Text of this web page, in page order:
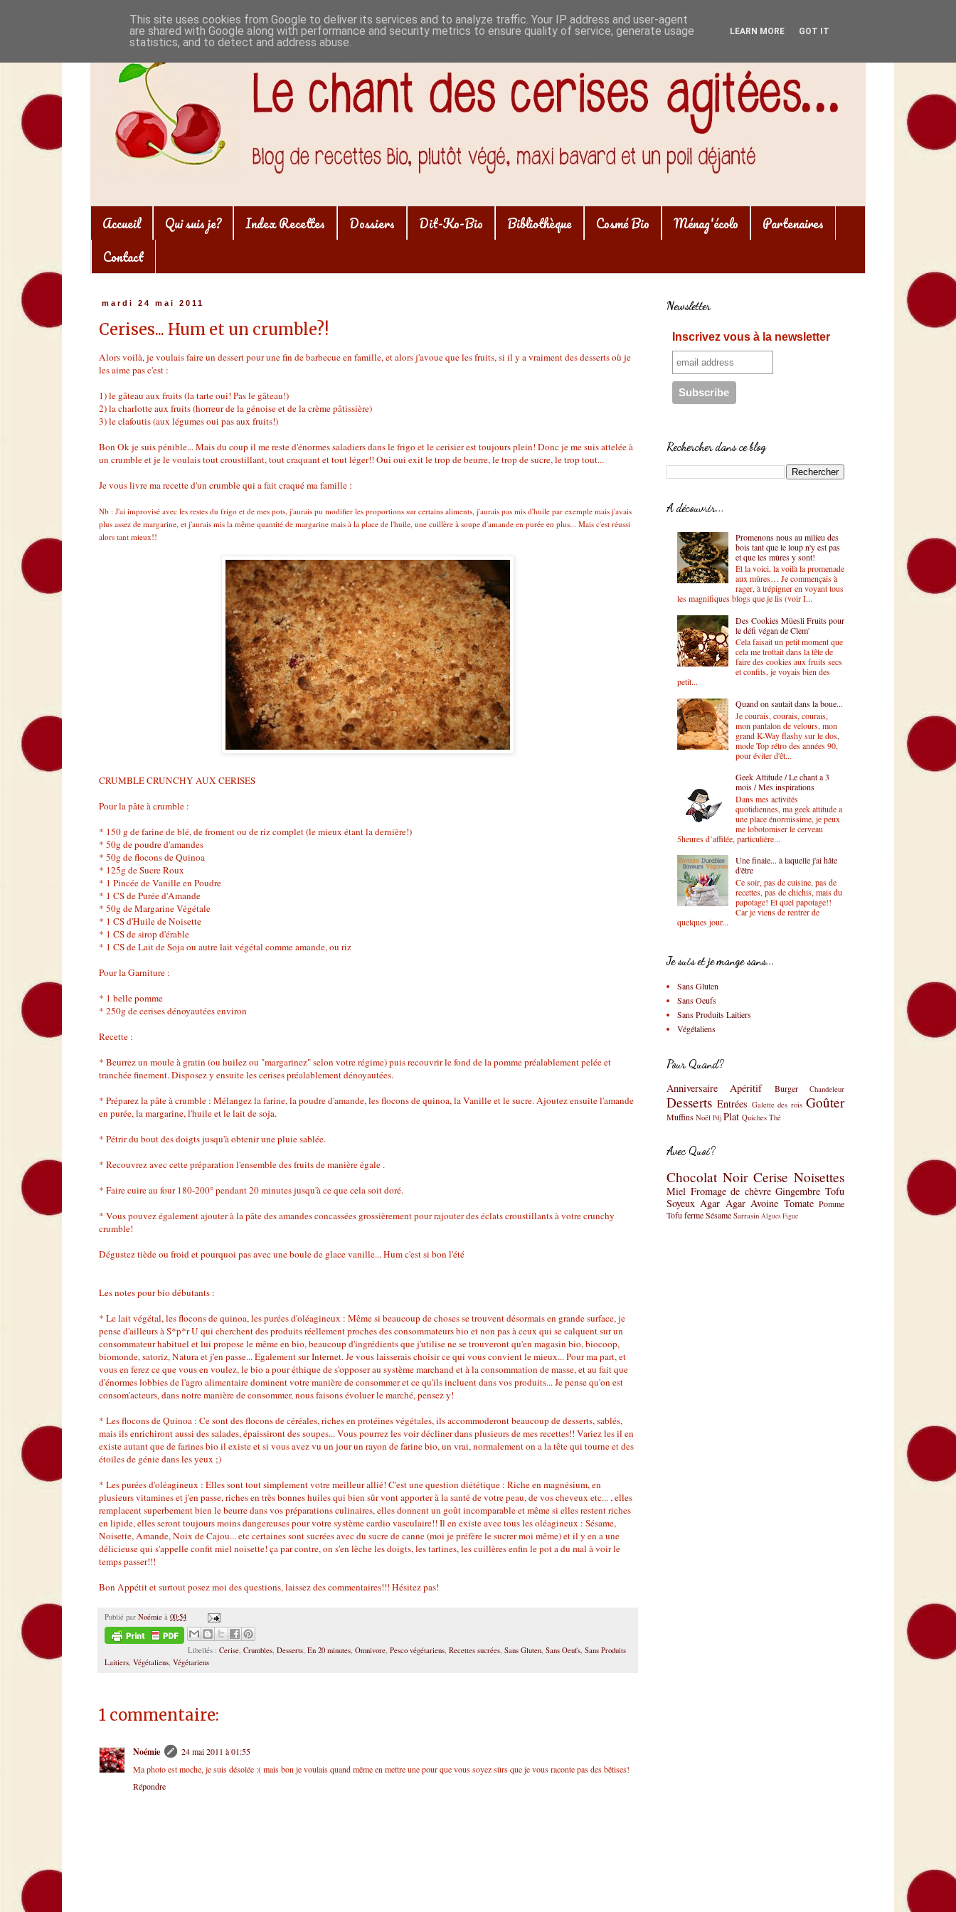
Accueil Qui suis je? Index Recettes Dossiers Dit-Ko-Bio Bibliothèque Cosmé Bio Ménag'écolo
Partenaires
Contact
mardi 24 mai 2011
Cerises... Hum et un crumble?!
Alors voilà, je voulais faire un dessert pour une fin de barbecue en famille, et alors j'avoue que les fruits, si il y a vraiment des desserts où je
les aime pas c'est :
1) le gâteau aux fruits (la tarte oui! Pas le gâteau!)
2) la charlotte aux fruits (horreur de la génoise et de la crème pâtissière)
3) le clafoutis (aux légumes oui pas aux fruits!)
Bon Ok je suis pénible... Mais du coup il me reste d'énormes saladiers dans le frigo et le cerisier est toujours plein! Donc je me suis attelée à
un crumble et je le voulais tout croustillant, tout craquant et tout léger!! Oui oui exit le trop de beurre, le trop de sucre, le trop tout...
Je vous livre ma recette d'un crumble qui a fait craqué ma famille :
Nb : J'ai improvisé avec les restes du frigo et de mes pots, j'aurais pu modifier les proportions sur certains aliments, j'aurais pas mis d'huile par exemple mais j'avais
plus assez de margarine, et j'aurais mis la même quantité de margarine mais à la place de l'huile, une cuillère à soupe d'amande en purée en plus... Mais c'est réussi
alors tant mieux!!
CRUMBLE CRUNCHY AUX CERISES
Pour la pâte à crumble :
* 150 g de farine de blé, de froment ou de riz complet (le mieux étant la dernière!)
* 50g de poudre d'amandes
* 50g de flocons de Quinoa
* 125g de Sucre Roux
* 1 Pincée de Vanille en Poudre
* 1 CS de Purée d'Amande
* 50g de Margarine Végétale
* 1 CS d'Huile de Noisette
* 1 CS de sirop d'érable
* 1 CS de Lait de Soja ou autre lait végétal comme amande, ou riz
Pour la Garniture :
* 1 belle pomme
* 250g de cerises dénoyautées environ
Recette :
* Beurrez un moule à gratin (ou huilez ou "margarinez" selon votre régime) puis recouvrir le fond de la pomme préalablement pelée et
tranchée finement. Disposez y ensuite les cerises préalablement dénoyautées.
* Préparez la pâte à crumble : Mélangez la farine, la poudre d'amande, les flocons de quinoa, la Vanille et le sucre. Ajoutez ensuite l'amande
en purée, la margarine, l'huile et le lait de soja.
* Pétrir du bout des doigts jusqu'à obtenir une pluie sablée.
* Recouvrez avec cette préparation l'ensemble des fruits de manière égale .
* Faire cuire au four 180-200° pendant 20 minutes jusqu'à ce que cela soit doré.
* Vous pouvez également ajouter à la pâte des amandes concassées grossièrement pour rajouter des éclats croustillants à votre crunchy
crumble!
Dégustez tiède ou froid et pourquoi pas avec une boule de glace vanille... Hum c'est si bon l'été
Les notes pour bio débutants :
* Le lait végétal, les flocons de quinoa, les purées d'oléagineux : Même si beaucoup de choses se trouvent désormais en grande surface, je
pense d'ailleurs à S*p*r U qui cherchent des produits réellement proches des consommateurs bio et non pas à ceux qui se calquent sur un
consommateur habituel et lui propose le même en bio, beaucoup d'ingrédients que j'utilise ne se trouveront qu'en magasin bio, biocoop,
biomonde, satoriz, Natura et j'en passe... Egalement sur Internet. Je vous laisserais choisir ce qui vous convient le mieux... Pour ma part, et
vous en ferez ce que vous en voulez, le bio a pour éthique de s'opposer au système marchand et à la consommation de masse, et au fait que
d'énormes lobbies de l'agro alimentaire dominent votre manière de consommer et ce qu'ils incluent dans vos produits... Je pense qu'on est
consom'acteurs, dans notre manière de consommer, nous faisons évoluer le marché, pensez y!
* Les flocons de Quinoa : Ce sont des flocons de céréales, riches en protéines végétales, ils accommoderont beaucoup de desserts, sablés,
mais ils enrichiront aussi des salades, épaissiront des soupes... Vous pourrez les voir décliner dans plusieurs de mes recettes!! Variez les il en
existe autant que de farines bio il existe et si vous avez vu un jour un rayon de farine bio, un vrai, normalement on a la tête qui tourne et des
étoiles de génie dans les yeux ;)
* Les purées d'oléagineux : Elles sont tout simplement votre meilleur allié! C'est une question diététique : Riche en magnésium, en
plusieurs vitamines et j'en passe, riches en très bonnes huiles qui bien sûr vont apporter à la santé de votre peau, de vos cheveux etc... , elles
remplacent superbement bien le beurre dans vos préparations culinaires, elles donnent un goût incomparable et même si elles restent riches
en lipide, elles seront toujours moins dangereuses pour votre système cardio vasculaire!! Il en existe avec tous les oléagineux : Sésame,
Noisette, Amande, Noix de Cajou... etc certaines sont sucrées avec du sucre de canne (moi je préfère le sucrer moi même) et il y en a une
délicieuse qui s'appelle confit miel noisette! ça par contre, on s'en lèche les doigts, les tartines, les cuillères enfin le pot a du mal à voir le
temps passer!!!
Bon Appétit et surtout posez moi des questions, laissez des commentaires!!! Hésitez pas!
Publié par Noémie à 00:54
Libellés :Cerise,Crumbles,Desserts,En 20 minutes,Omnivore,Pesco végétariens,Recettes sucrées,Sans Gluten,Sans Oeufs,Sans Produits
Laitiers, Végétaliens, Végétariens
1 commentaire:
Noémie
24 mai 2011 à 01:55
Ma photo est moche, je suis désolée :( mais bon je voulais quand même en mettre une pour que vous soyez sûrs que je vous raconte pas des bêtises!
Répondre
Newsletter
Inscrivez vous à la newsletter
Rechercher dans ce blog
A découvrir...
Promenons nous au milieu des
bois tant que le loup n'y est pas
et que les mûres y sont!
Et la voici, la voilà la promenade
aux mûres… Je commençais à
rager, à trépigner en voyant tous
les magnifiques blogs que je lis (voir I...
Des Cookies Müesli Fruits pour
le défi végan de Clem'
Cela faisait un petit moment que
cela me trottait dans la tête de
faire des cookies aux fruits secs
et confits, je voyais bien des
petit...
Quand on sautait dans la boue...
Je courais, courais, courais,
mon pantalon de velours, mon
grand K-Way flashy sur le dos,
mode Top rétro des années 90,
pour éviter d'êt...
Geek Attitude / Le chant a 3
mois / Mes inspirations
Dans mes activités
quotidiennes, ma geek attitude a
une place énormissime, je peux
me lobotomiser le cerveau
5heures d’affilée, particulière...
Une finale... à laquelle j'ai hâte
d'être
Ce soir, pas de cuisine, pas de
recettes, pas de chichis, mais du
papotage! Et quel papotage!!
Car je viens de rentrer de
quelques jour...
Je suis et je mange sans...
Sans Gluten
Sans Oeufs
Sans Produits Laitiers
Végétaliens
Pour Quand?
Anniversaire
Apéritif Burger Chandeleur
Desserts Entrées Galette des rois Goûter
Muffins Noël Pdj Plat Quiches Thé
Avec Quoi?
Chocolat Noir Cerise Noisettes
Miel Fromage de chèvre Gingembre Tofu
Soyeux Agar Agar Avoine Tomate Pomme
Tofu fermeSésame Sarrasin AlguesFigue
This site uses cookies from Google to deliver its services and to analyze traffic. Your IP address and user-agent
are shared with Google along with performance and security metrics to ensure quality of service, generate usage
statistics, and to detect and address abuse.
LEARN MORE GOT IT